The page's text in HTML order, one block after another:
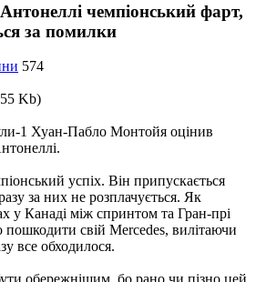
чемпіонський фарт,
за помилки
574
1 Хуан-Пабло Монтойя оцінив
успіх. Він припускається
за них не розплачується. Як
у Канаді між спринтом та Гран-прі
пошкодити свій Mercedes, вилітаючи
все обходилося.